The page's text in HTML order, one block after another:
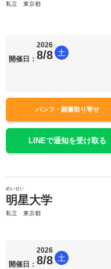
私立 東京都
開催日：
2026
8/8 土
パンフ・願書取り寄せ
LINEで通知を受け取る
めいせい
明星大学
私立 東京都
開催日：
2026
8/8 土